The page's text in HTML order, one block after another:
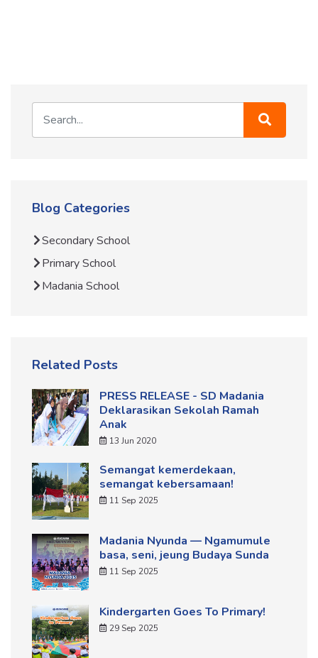
Blog Categories
Secondary School
Primary School
Madania School
Related Posts
PRESS RELEASE - SD Madania
Deklarasikan Sekolah Ramah
Anak
13 Jun 2020
Semangat kemerdekaan,
semangat kebersamaan!
11 Sep 2025
Madania Nyunda — Ngamumule
basa, seni, jeung Budaya Sunda
11 Sep 2025
Kindergarten Goes To Primary!
29 Sep 2025